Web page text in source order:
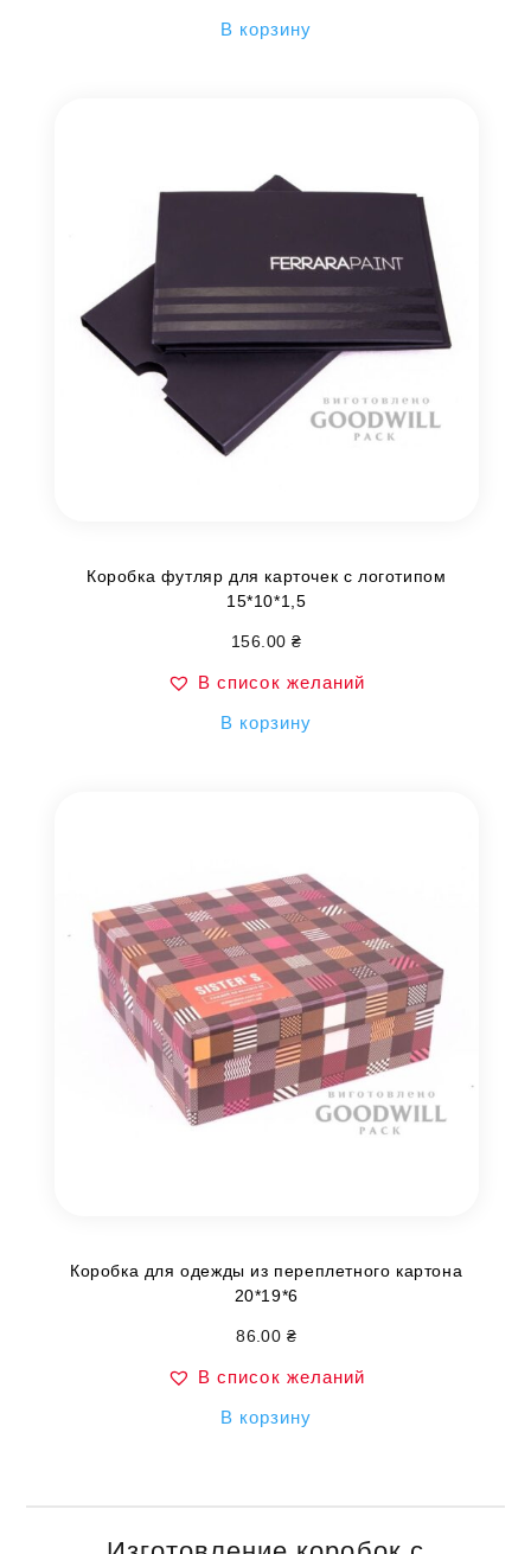
В корзину
Коробка футляр для карточек с логотипом
15*10*1,5
156.00 ₴
В список желаний
В корзину
Коробка для одежды из переплетного картона
20*19*6
86.00 ₴
В список желаний
В корзину